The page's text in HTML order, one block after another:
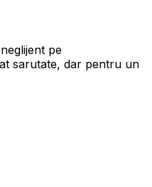
pe
sarutate, dar pentru un